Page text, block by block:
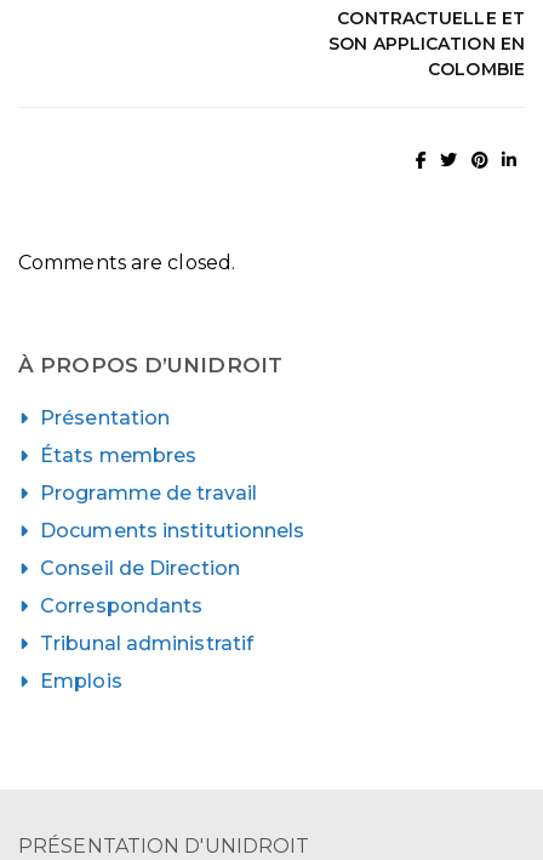
CONTRACTUELLE ET
SON APPLICATION EN
COLOMBIE
Comments are closed.
À PROPOS D’UNIDROIT
Présentation
États membres
Programme de travail
Documents institutionnels
Conseil de Direction
Correspondants
Tribunal administratif
Emplois
PRÉSENTATION D'UNIDROIT